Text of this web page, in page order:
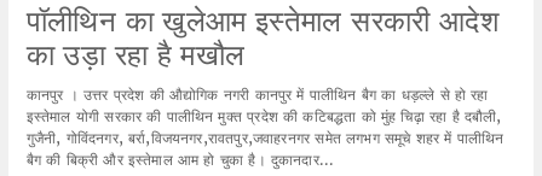
पॉलीथिन का खुलेआम इस्तेमाल सरकारी आदेश
का उड़ा रहा है मखौल
कानपुर । उत्तर प्रदेश की औद्योगिक नगरी कानपुर में पालीथिन बैग का धड़ल्ले से हो रहा
इस्तेमाल योगी सरकार की पालीथिन मुक्त प्रदेश की कटिबद्धता को मुंह चिढ़ा रहा है दबौली,
गुजैनी, गोविंदनगर, बर्रा,विजयनगर,रावतपुर,जवाहरनगर समेत लगभग समूचे शहर में पालीथिन
बैग की बिक्री और इस्तेमाल आम हो चुका है। दुकानदार...